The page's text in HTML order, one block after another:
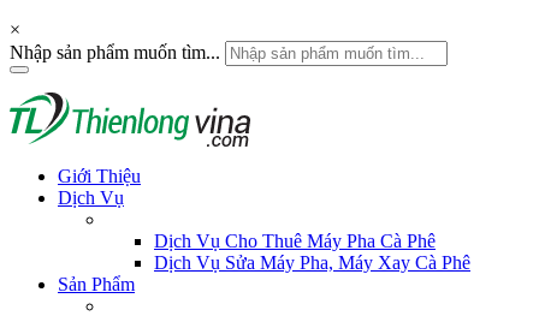
×
Nhập sản phẩm muốn tìm...
Giới Thiệu
Dịch Vụ
Dịch Vụ Cho Thuê Máy Pha Cà Phê
Dịch Vụ Sửa Máy Pha, Máy Xay Cà Phê
Sản Phẩm